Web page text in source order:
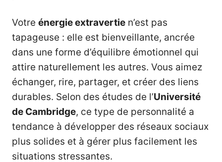
Votre énergie extravertie n’est pas
tapageuse : elle est bienveillante, ancrée
dans une forme d’équilibre émotionnel qui
attire naturellement les autres. Vous aimez
échanger, rire, partager, et créer des liens
durables. Selon des études de l’Université
de Cambridge, ce type de personnalité a
tendance à développer des réseaux sociaux
plus solides et à gérer plus facilement les
situations stressantes.